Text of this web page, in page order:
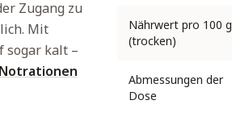
Zugang zu
Mit
sogar kalt –
Notrationen
Nährwert pro 100 g
(trocken)
Abmessungen der
Dose